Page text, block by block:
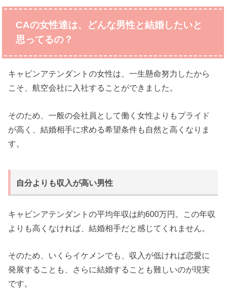
CAの女性達は、どんな男性と結婚したいと
思ってるの？
キャビンアテンダントの女性は、一生懸命努力したから
こそ、航空会社に入社することができました。
そのため、一般の会社員として働く女性よりもプライド
が高く、結婚相手に求める希望条件も自然と高くなりま
す。
自分よりも収入が高い男性
キャビンアテンダントの平均年収は約600万円。この年収
よりも高くなければ、結婚相手だと感じてくれません。
そのため、いくらイケメンでも、収入が低ければ恋愛に
発展することも、さらに結婚することも難しいのが現実
です。